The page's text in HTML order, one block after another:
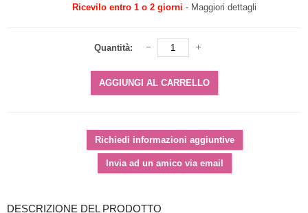
Ricevilo entro 1 o 2 giorni - Maggiori dettagli
Quantità:
DESCRIZIONE DEL PRODOTTO